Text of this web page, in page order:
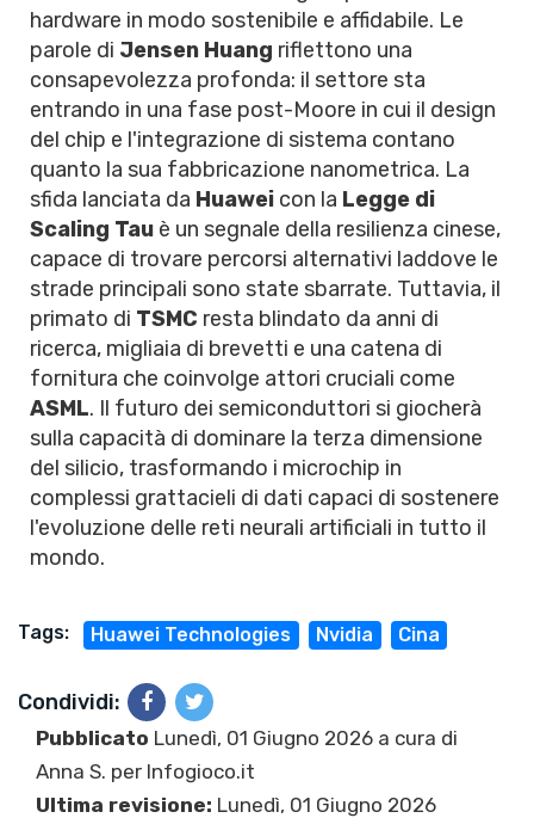
hardware in modo sostenibile e affidabile. Le
parole di Jensen Huang riflettono una
consapevolezza profonda: il settore sta
entrando in una fase post-Moore in cui il design
del chip e l'integrazione di sistema contano
quanto la sua fabbricazione nanometrica. La
sfida lanciata da Huawei con la Legge di
Scaling Tau è un segnale della resilienza cinese,
capace di trovare percorsi alternativi laddove le
strade principali sono state sbarrate. Tuttavia, il
primato di TSMC resta blindato da anni di
ricerca, migliaia di brevetti e una catena di
fornitura che coinvolge attori cruciali come
ASML. Il futuro dei semiconduttori si giocherà
sulla capacità di dominare la terza dimensione
del silicio, trasformando i microchip in
complessi grattacieli di dati capaci di sostenere
l'evoluzione delle reti neurali artificiali in tutto il
mondo.
Tags: Huawei Technologies Nvidia Cina
Condividi:
Pubblicato Lunedì, 01 Giugno 2026 a cura di
Anna S. per Infogioco.it
Ultima revisione: Lunedì, 01 Giugno 2026